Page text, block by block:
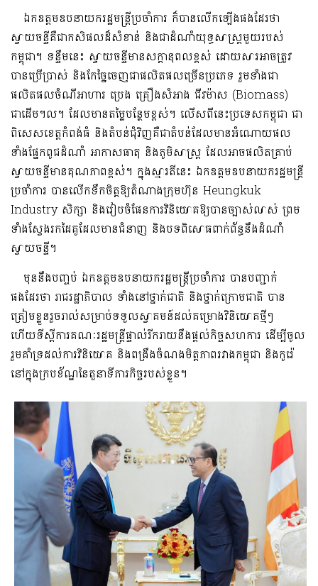
ឯកឧត្តមឧបនាយករដ្ឋមន្ត្រីប្រចាំការ ក៏បានលើកឡើងផងដែរថា
ស្វាយចន្ទីគឺជាកសិផលដ៏សំខាន់​ និងជាដំណាំយុទ្ធសាស្ត្រមួយរបស់
កម្ពុជា។ ទន្ទឹមនេះ ស្វាយចន្ទីមានសក្តានុពលខ្ពស់ ដោយ​សារ​​អាចត្រូវ
បានប្រើប្រាស់ និងកែច្នៃចេញជាផលិតផលច្រើនប្រភេទ រួមទាំងជា
ផលិតផលចំណីអាហារ ប្រេង គ្រឿងសំអាង ជីវម៉ាស (Biomass)
ជាដើម។ល។ ដែលមានតម្លៃបន្ថែមខ្ពស់។ លើសពីនេះប្រទេសកម្ពុជា ជា
ពិសេសខេត្តកំពង់ធំ និងតំបន់ជុំវិញគឺជាតំបន់ដែលមានអំណោយផល
ទាំងផ្នែកពូជដំណាំ អាកាសធាតុ និងភូមិសាស្ត្រ ដែលអាចផលិតគ្រាប់
ស្វាយចន្ទីមានគុណភាពខ្ពស់។ ក្នុងស្មារតីនេះ ឯកឧត្តមឧបនាយករដ្ឋមន្ត្រី
ប្រចាំការ បានលើកទឹកចិត្តឱ្យតំណាងក្រុមហ៊ុន Heungkuk
Industry សិក្សា និងរៀបចំផែនការវិនិយោគឱ្យបានច្បាស់លាស់ ព្រម
ទាំងស្វែងរកដៃគូដែលមានជំនាញ និងបទពិសោធពាក់ព័ន្ធនឹងដំណាំ
ស្វាយចន្ទី។
មុននឹងបញ្ចប់ ឯកឧត្តមឧបនាយករដ្ឋមន្ត្រីប្រចាំការ បានបញ្ជាក់
ផងដែរថា រាជរដ្ឋាភិបាល ទាំងនៅថ្នាក់ជាតិ និងថ្នាក់ក្រោមជាតិ បាន
ត្រៀមខ្លួនរួចរាល់សម្រាប់ទទួលស្វាគមន៍ដល់គម្រោងវិនិយោគថ្មីៗ
ហើយទីស្តីការគណៈរដ្ឋមន្ត្រីផ្ទាល់រីករាយនឹងផ្តល់កិច្ចសហការ ដើម្បីចូល
រួមគាំទ្រដល់ការវិនិយោគ និងពង្រឹងចំណងមិត្តភាពរវាងកម្ពុជា និងកូរ៉េ
នៅក្នុងក្របខ័ណ្ឌនៃតួនាទីភារកិច្ចរបស់ខ្លួន។